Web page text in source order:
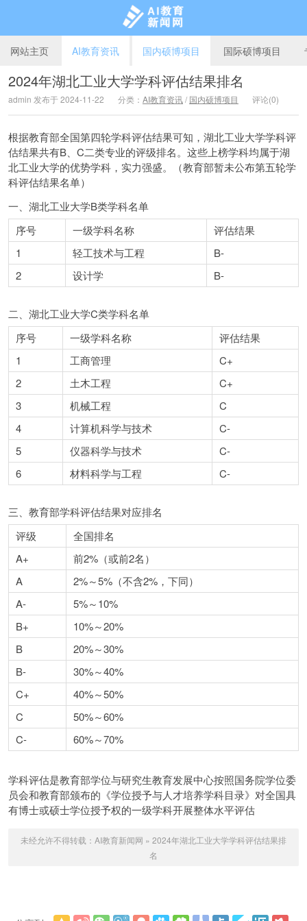
AI教育新闻网
网站主页 AI教育资讯 国内硕博项目 国际硕博项目
2024年湖北工业大学学科评估结果排名
admin 发布于 2024-11-22 分类： AI教育资讯/ 国内硕博项目 评论(0)
根据教育部全国第四轮学科评估结果可知，湖北工业大学学科评
估结果共有B、C二类专业的评级排名。这些上榜学科均属于湖
北工业大学的优势学科，实力强盛。（教育部暂未公布第五轮学
科评估结果名单）
一、湖北工业大学B类学科名单
序号
一级学科名称
评估结果
1
轻工技术与工程
B-
2
设计学 B-
二、湖北工业大学C类学科名单
序号
一级学科名称
评估结果
1
工商管理
C+
2
土木工程
C+
3
机械工程
C
4
计算机科学与技术
C-
5
仪器科学与技术
C-
6
材料科学与工程 C-
三、教育部学科评估结果对应排名
评级
全国排名
A+
前2%（或前2名）
A
2%～5%（不含2%，下同）
A-
5%～10%
B+
10%～20%
B
20%～30%
B-
30%～40%
C+
40%～50%
C
50%～60%
C-
60%～70%
学科评估是教育部学位与研究生教育发展中心按照国务院学位委
员会和教育部颁布的《学位授予与人才培养学科目录》对全国具
有博士或硕士学位授予权的一级学科开展整体水平评估
未经允许不得转载： AI教育新闻网 » 2024年湖北工业大学学科评估结果排
名